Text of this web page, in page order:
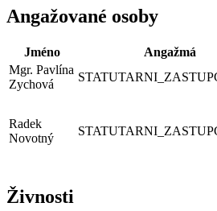
Angažované osoby
Jméno Angažmá
Mgr. Pavlína
Zychová
Radek
Novotný
Živnosti